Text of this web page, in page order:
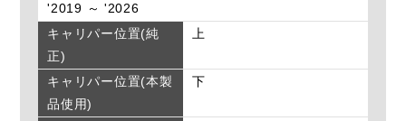
'2019 ～ '2026
キャリパー位置(純
正)
上
キャリパー位置(本製
品使用)
下